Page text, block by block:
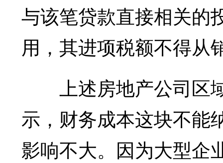
与该笔贷款直接相关的
用，其进项税额不得从
上述房地产公司区
示，财务成本这块不能
影响不大。因为大型企